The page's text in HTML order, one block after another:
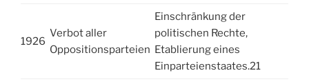
1926
Verbot aller
Oppositionsparteien
Einschränkung der
politischen Rechte,
Etablierung eines
Einparteienstaates.21